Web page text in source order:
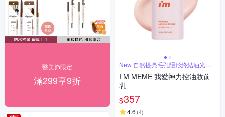
醫美節限定
滿299享9折
New 自然提亮毛孔隱形終結油光超
I M MEME 我愛神力控油妝前
乳
$357
4.6 (4)